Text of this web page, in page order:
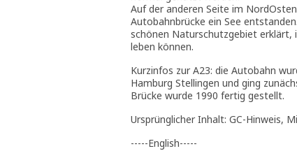
Auf der anderen Seite im
Autobahnbrücke ein See
schönen Naturschutzgebiet
leben können.
Kurzinfos zur A23: die Autobahn
Hamburg Stellingen und ging
Brücke wurde 1990 fertig gestellt.
Ursprünglicher Inhalt: GC-Hinweis,
-----English-----